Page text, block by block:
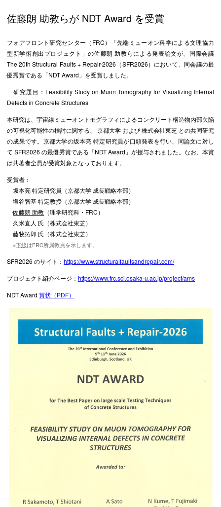
佐藤朗 助教らが NDT Award を受賞
フォアフロント研究センター（FRC）「先端ミューオン科学による文理協力
型新学術創出プロジェクト」の佐藤朗 助教らによる発表論文が、国際会議
The 20th Structural Faults + Repair-2026（SFR2026）において、同会議の最
優秀賞である「NDT Award」を受賞しました。
研究題目：Feasibility Study on Muon Tomography for Visualizing Internal
Defects in Concrete Structures
本研究は、宇宙線ミューオントモグラフィによるコンクリート構造物内部欠陥
の可視化可能性の検討に関する、 京都大学 および 株式会社東芝 との共同研究
の成果です。京都大学の坂本亮 特定研究員が口頭発表を行い、同論文に対し
て SFR2026 の最優秀賞である「NDT Award」が授与されました。なお、本賞
は共著者全員が受賞対象となっております。
受賞者：
坂本亮 特定研究員（京都大学 成長戦略本部）
塩谷智基 特定教授（京都大学 成長戦略本部）
佐藤朗 助教 （理学研究科・FRC）
久米直人 氏（株式会社東芝）
藤牧拓郎 氏（株式会社東芝）
※下線はFRC所属教員を示します。
SFR2026 のサイト： https://www.structuralfaultsandrepair.com/
プロジェクト紹介ページ： https://www.frc.sci.osaka-u.ac.jp/project/ams
NDT Award 賞状（PDF）